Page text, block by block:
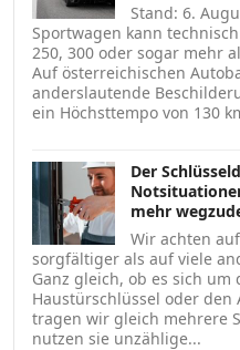
Stand: 6.
Sportwagen kann
250, 300 oder sogar mehr
Auf österreichischen
anderslautende
ein Höchsttempo von 130
Der
mehr
Wir achten
sorgfältiger als auf viele
Ganz gleich, ob es sich um
Haustürschlüssel oder
tragen wir gleich mehrere
nutzen sie unzählige...